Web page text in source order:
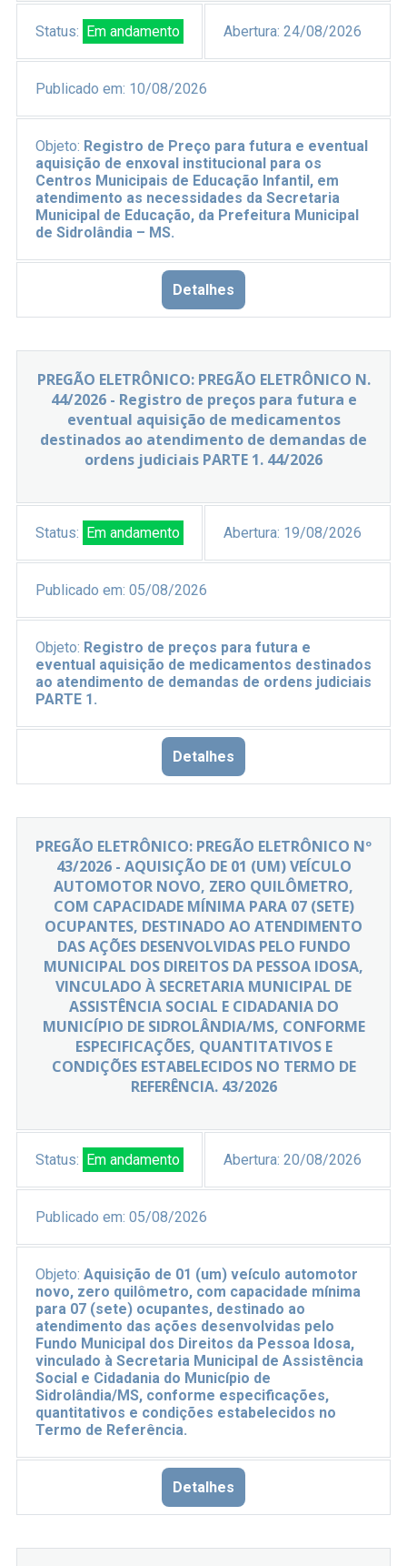
Status: Em andamento Abertura: 24/08/2026
Publicado em: 10/08/2026
Objeto: Registro de Preço para futura e eventual
aquisição de enxoval institucional para os
Centros Municipais de Educação Infantil, em
atendimento as necessidades da Secretaria
Municipal de Educação, da Prefeitura Municipal
de Sidrolândia – MS.
Detalhes
PREGÃO ELETRÔNICO: PREGÃO ELETRÔNICO N.
44/2026 - Registro de preços para futura e
eventual aquisição de medicamentos
destinados ao atendimento de demandas de
ordens judiciais PARTE 1. 44/2026
Status: Em andamento Abertura: 19/08/2026
Publicado em: 05/08/2026
Objeto: Registro de preços para futura e
eventual aquisição de medicamentos destinados
ao atendimento de demandas de ordens judiciais
PARTE 1.
Detalhes
PREGÃO ELETRÔNICO: PREGÃO ELETRÔNICO Nº
43/2026 - AQUISIÇÃO DE 01 (UM) VEÍCULO
AUTOMOTOR NOVO, ZERO QUILÔMETRO,
COM CAPACIDADE MÍNIMA PARA 07 (SETE)
OCUPANTES, DESTINADO AO ATENDIMENTO
DAS AÇÕES DESENVOLVIDAS PELO FUNDO
MUNICIPAL DOS DIREITOS DA PESSOA IDOSA,
VINCULADO À SECRETARIA MUNICIPAL DE
ASSISTÊNCIA SOCIAL E CIDADANIA DO
MUNICÍPIO DE SIDROLÂNDIA/MS, CONFORME
ESPECIFICAÇÕES, QUANTITATIVOS E
CONDIÇÕES ESTABELECIDOS NO TERMO DE
REFERÊNCIA. 43/2026
Status: Em andamento Abertura: 20/08/2026
Publicado em: 05/08/2026
Objeto: Aquisição de 01 (um) veículo automotor
novo, zero quilômetro, com capacidade mínima
para 07 (sete) ocupantes, destinado ao
atendimento das ações desenvolvidas pelo
Fundo Municipal dos Direitos da Pessoa Idosa,
vinculado à Secretaria Municipal de Assistência
Social e Cidadania do Município de
Sidrolândia/MS, conforme especificações,
quantitativos e condições estabelecidos no
Termo de Referência.
Detalhes